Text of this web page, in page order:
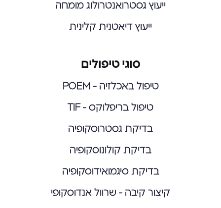
ייעוץ גסטרואנטרולוג מומחה
ייעוץ דיאטנית קלינית
סוגי טיפולים
טיפול באכלזיה - POEM
טיפול בריפלוקס - TIF
בדיקת גסטרוסקופיה
בדיקת קולונוסקופיה
בדיקת סיגמואידוסקופיה
קיצור קיבה - שרוול אנדוסקופי